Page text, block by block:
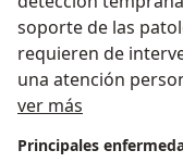
soporte de las patologías ya existentes y que
requieren de
una atención
empoderamiento
Desde la
ver más
Principales